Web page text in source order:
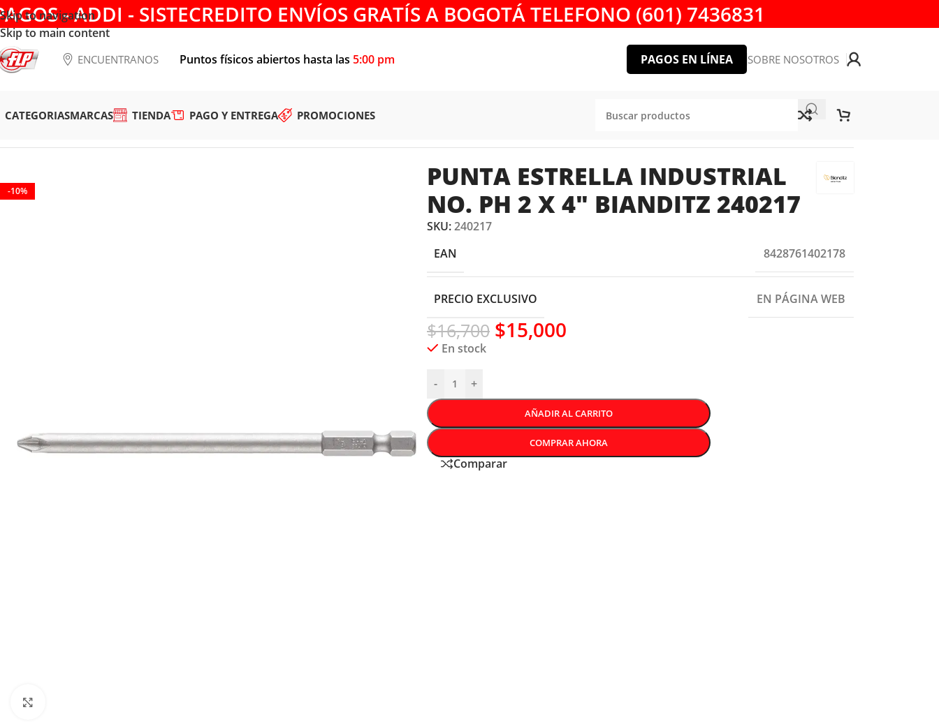
Skip to navigation
Skip to main content
- ADDI - SISTECREDITO ENVÍOS GRATÍS A BOGOTÁ TELEFONO (601) 7436831
ENCUENTRANOS Puntos físicos abiertos hasta las 5:00 pm PAGOS EN LÍNEA SOBRE NOSOTROS
CATEGORIASMARCAS TIENDA PAGO Y ENTREGA PROMOCIONES
-10%
PUNTA ESTRELLA INDUSTRIAL
NO. PH 2 X 4″ BIANDITZ 240217
SKU:240217
EAN
8428761402178
PRECIO EXCLUSIVO EN PÁGINA WEB
$16,700 $15,000
En stock
- +
AÑADIR AL CARRITO
COMPRAR AHORA
Comparar